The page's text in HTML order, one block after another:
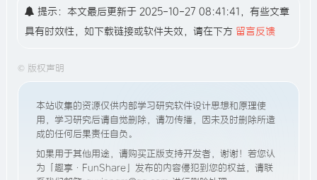
提示：本文最后更新于 2025-10-27 08:41:41，有些文章
具有时效性，如下载链接或软件失效，请在下方 留言反馈
© 版权声明
本站收集的资源仅供内部学习研究软件设计思想和原理使
用，学习研究后请自觉删除，请勿传播，因未及时删除所造
成的任何后果责任自负。
如果用于其他用途，请购买正版支持开发者，谢谢！若您认
为「趣享·FunShare」发布的内容侵犯到您的权益，请联